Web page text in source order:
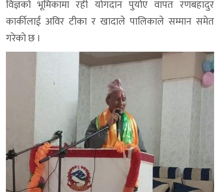
विज्ञको भूमिकामा रही योगदान पुर्याए वापत रणबहादुर
कार्कीलाई अविर टीका र खादाले पालिकाले सम्मान समेत
गरेकाे छ ।